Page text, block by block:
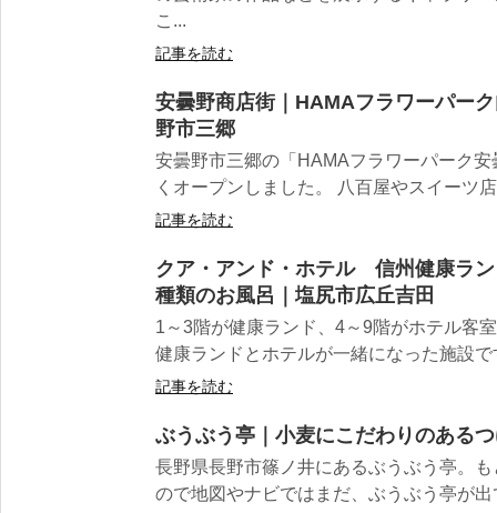
こ...
記事を読む
安曇野商店街｜HAMAフラワーパー
野市三郷
安曇野市三郷の「HAMAフラワーパーク
くオープンしました。 八百屋やスイーツ
記事を読む
クア・アンド・ホテル 信州健康ラ
種類のお風呂｜塩尻市広丘吉田
1～3階が健康ランド、4～9階がホテル客
健康ランドとホテルが一緒になった施設
記事を読む
ぶうぶう亭｜小麦にこだわりのある
長野県長野市篠ノ井にあるぶうぶう亭。
ので地図やナビではまだ、ぶうぶう亭が